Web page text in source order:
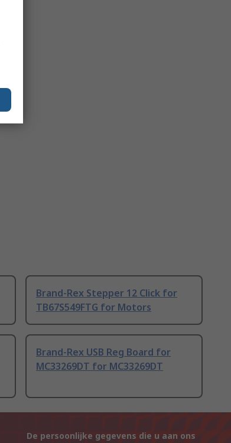
Brand-Rex Stepper 12 Click for
TB67S549FTG for Motors
Brand-Rex USB Reg Board for
MC33269DT for MC33269DT
De persoonlijke gegevens die u aan ons